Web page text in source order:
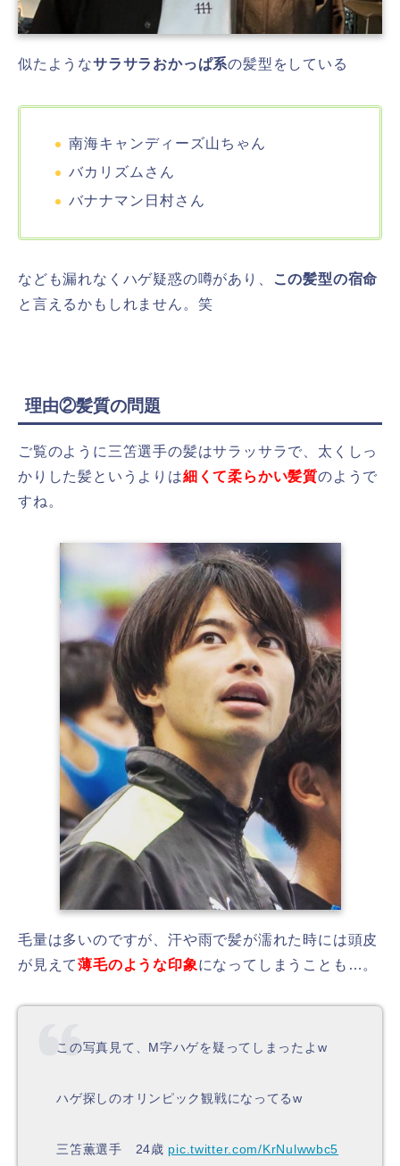
似たようなサラサラおかっぱ系の髪型をしている
南海キャンディーズ山ちゃん
バカリズムさん
バナナマン日村さん
なども漏れなくハゲ疑惑の噂があり、
この髪型の宿命
と言えるかもしれません。笑
理由②髪質の問題
ご覧のように三笘選手の髪はサラッサラで、太くしっ
かりした髪というよりは細くて柔らかい髪質のようで
すね。
毛量は多いのですが、汗や雨で髪が濡れた時には頭皮
が見えて薄毛のような印象になってしまうことも…。
この写真見て、M字ハゲを疑ってしまったよw
ハゲ探しのオリンピック観戦になってるw
三笘薫選手 24歳 pic.twitter.com/KrNulwwbc5